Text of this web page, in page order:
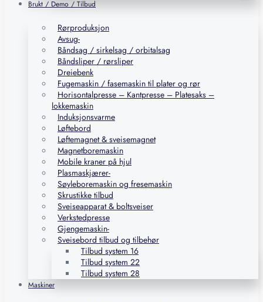
Brukt / Demo / Tilbud
Rørproduksjon
Avsug-
Båndsag / sirkelsag / orbitalsag
Båndsliper / rørsliper
Dreiebenk
Fugemaskin / fasemaskin til plater og rør
Horisontalpresse – Kantpresse – Platesaks –
lokkemaskin
Induksjonsvarme
Løftebord
Løftemagnet & sveisemagnet
Magnetboremaskin
Mobile kraner på hjul
Plasmaskjærer-
Søyleboremaskin og fresemaskin
Skrustikke tilbud
Sveiseapparat & boltsveiser
Verkstedpresse
Gjengemaskin-
Sveisebord tilbud og tilbehør
Tilbud system 16
Tilbud system 22
Tilbud system 28
Maskiner